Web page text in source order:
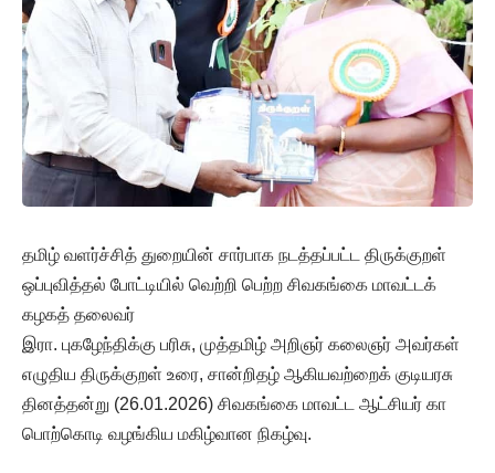
தமிழ் வளர்ச்சித் துறையின் சார்பாக நடத்தப்பட்ட திருக்குறள்
ஒப்புவித்தல் போட்டியில் வெற்றி பெற்ற சிவகங்கை மாவட்டக்
கழகத் தலைவர்
இரா. புகழேந்திக்கு பரிசு, முத்தமிழ் அறிஞர் கலைஞர் அவர்கள்
எழுதிய திருக்குறள் உரை, சான்றிதழ் ஆகியவற்றைக் குடியரசு
தினத்தன்று (26.01.2026) சிவகங்கை மாவட்ட ஆட்சியர் கா
பொற்கொடி வழங்கிய மகிழ்வான நிகழ்வு.